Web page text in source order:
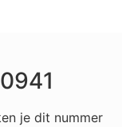
je dit nummer